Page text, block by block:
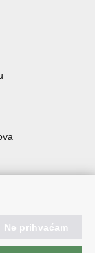
Ne prihvaćam